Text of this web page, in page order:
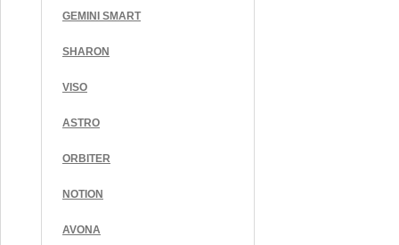
GEMINI SMART
SHARON
VISO
ASTRO
ORBITER
NOTION
AVONA